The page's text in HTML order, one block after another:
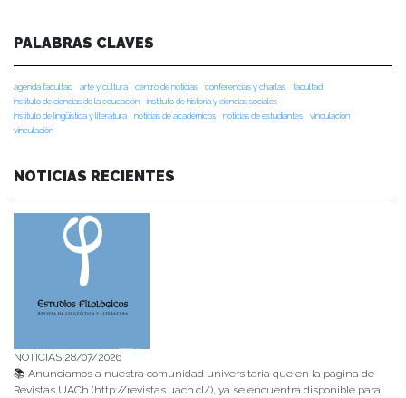
PALABRAS CLAVES
agenda facultad arte y cultura centro de noticias conferencias y charlas
facultad
instituto de ciencias de la educación
instituto de historia y ciencias sociales
instituto de lingüística y literatura
noticias de académicos noticias de estudiantes
vinculacion
vinculación
NOTICIAS RECIENTES
NOTICIAS 28/07/2026
📚 Anunciamos a nuestra comunidad universitaria que en la página de
Revistas UACh (http://revistas.uach.cl/), ya se encuentra disponible para